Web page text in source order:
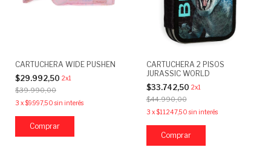
CARTUCHERA WIDE PUSHEN
$29.992,50 2x1
$39.990,00
3 x$9.997,50 sin interés
CARTUCHERA 2 PISOS
JURASSIC WORLD
$33.742,50 2x1
$44.990,00
3 x$11.247,50 sin interés